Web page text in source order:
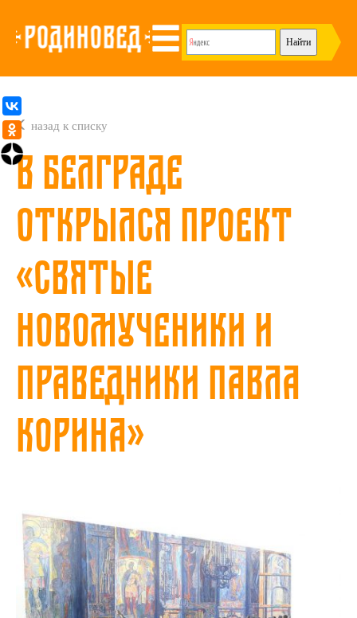
назад к списку
В Белграде
открылся проект
«Святые
новомученики и
праведники Павла
Корина»